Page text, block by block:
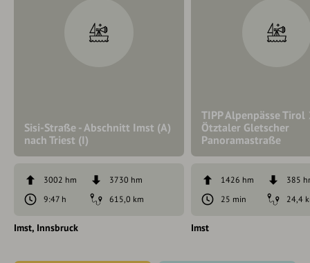
Sisi-Straße - Abschnitt Imst (A)
nach Triest (I)
3002 hm
3730 hm
9:47 h
615,0 km
Imst Innsbruck
TIPP Alpenpässe
Ötztaler Gletscher
Panoramastraße
1426 hm
385
25 min
24,4
Imst